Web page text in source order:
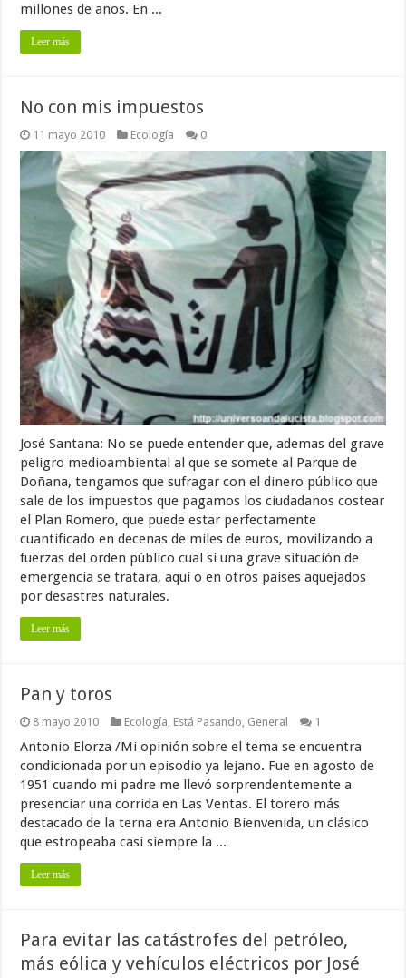
millones de años. En ...
Leer más
No con mis impuestos
11 mayo 2010 Ecología 0
José Santana: No se puede entender que, ademas del grave
peligro medioambiental al que se somete al Parque de
Doñana, tengamos que sufragar con el dinero público que
sale de los impuestos que pagamos los ciudadanos costear
el Plan Romero, que puede estar perfectamente
cuantificado en decenas de miles de euros, movilizando a
fuerzas del orden público cual si una grave situación de
emergencia se tratara, aqui o en otros paises aquejados
por desastres naturales.
Leer más
Pan y toros
8 mayo 2010 Ecología Está Pasando General 1
Antonio Elorza /Mi opinión sobre el tema se encuentra
condicionada por un episodio ya lejano. Fue en agosto de
1951 cuando mi padre me llevó sorprendentemente a
presenciar una corrida en Las Ventas. El torero más
destacado de la terna era Antonio Bienvenida, un clásico
que estropeaba casi siempre la ...
Leer más
Para evitar las catástrofes del petróleo,
más eólica y vehículos eléctricos por José